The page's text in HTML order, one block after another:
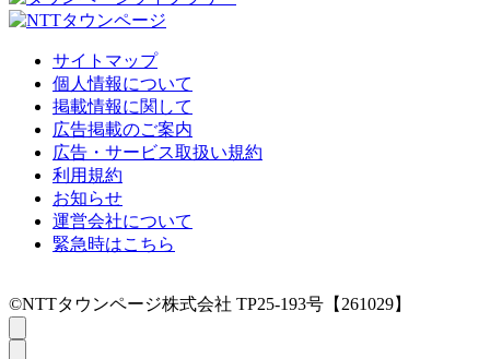
サイトマップ
個人情報について
掲載情報に関して
広告掲載のご案内
広告・サービス取扱い規約
利用規約
お知らせ
運営会社について
緊急時はこちら
©NTTタウンページ株式会社 TP25-193号【261029】